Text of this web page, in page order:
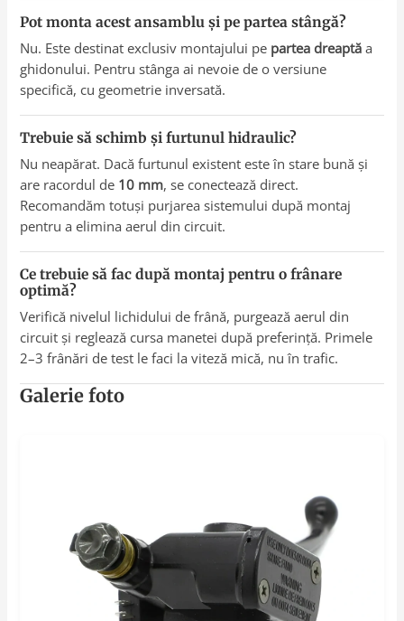
Pot monta acest ansamblu și pe partea stângă?
Nu. Este destinat exclusiv montajului pe partea dreaptă a
ghidonului. Pentru stânga ai nevoie de o versiune
specifică, cu geometrie inversată.
Trebuie să schimb și furtunul hidraulic?
Nu neapărat. Dacă furtunul existent este în stare bună și
are racordul de 10 mm, se conectează direct.
Recomandăm totuși purjarea sistemului după montaj
pentru a elimina aerul din circuit.
Ce trebuie să fac după montaj pentru o frânare
optimă?
Verifică nivelul lichidului de frână, purgează aerul din
circuit și reglează cursa manetei după preferință. Primele
2–3 frânări de test le faci la viteză mică, nu în trafic.
Galerie foto